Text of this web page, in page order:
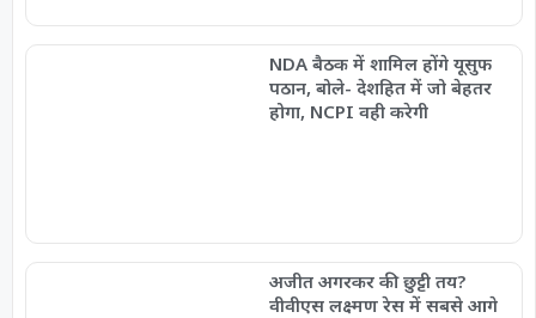
NDA बैठक में शामिल होंगे यूसुफ
पठान, बोले- देशहित में जो बेहतर
होगा, NCPI वही करेगी
अजीत अगरकर की छुट्टी तय?
वीवीएस लक्ष्मण रेस में सबसे आगे